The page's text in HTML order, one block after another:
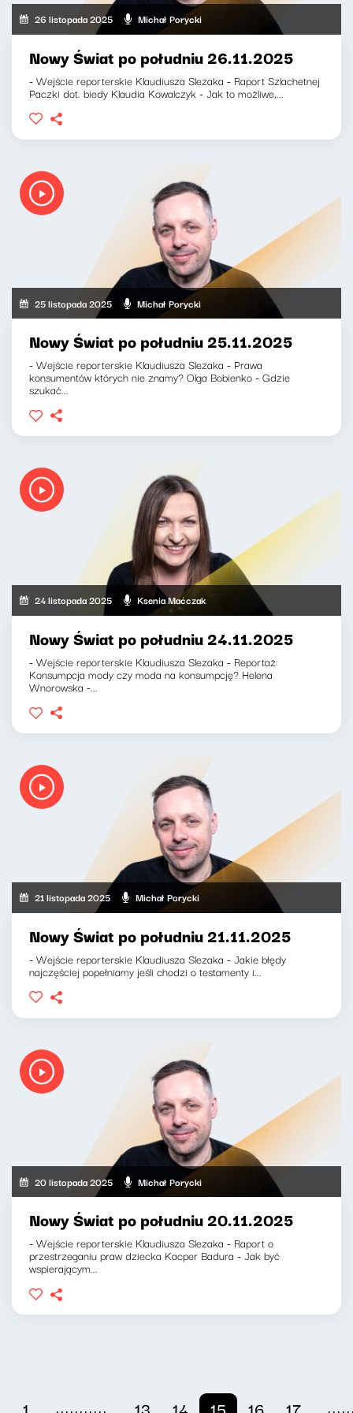
26 listopada 2025 Michał Porycki
Nowy Świat po południu 26.11.2025
- Wejście reporterskie Klaudiusza Slezaka - Raport Szlachetnej
Paczki dot. biedy Klaudia Kowalczyk - Jak to możliwe,...
25 listopada 2025 Michał Porycki
Nowy Świat po południu 25.11.2025
- Wejście reporterskie Klaudiusza Slezaka - Prawa
konsumentów których nie znamy? Olga Bobienko - Gdzie
szukać...
24 listopada 2025 Ksenia Maćczak
Nowy Świat po południu 24.11.2025
- Wejście reporterskie Klaudiusza Slezaka - Reportaż:
Konsumpcja mody czy moda na konsumpcję? Helena
Wnorowska -...
21 listopada 2025 Michał Porycki
Nowy Świat po południu 21.11.2025
- Wejście reporterskie Klaudiusza Slezaka - Jakie błędy
najczęściej popełniamy jeśli chodzi o testamenty i...
20 listopada 2025 Michał Porycki
Nowy Świat po południu 20.11.2025
- Wejście reporterskie Klaudiusza Slezaka - Raport o
przestrzeganiu praw dziecka Kacper Badura - Jak być
wspierającym...
...........